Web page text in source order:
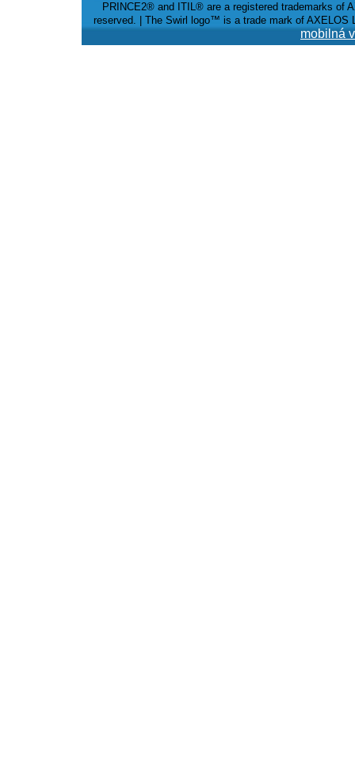
PRINCE2® and ITIL® are a registered trademarks of
reserved. | The Swirl logo™ is a trade mark of AXELOS
mobilná